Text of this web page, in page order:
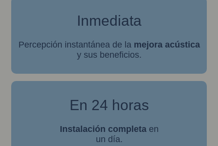
Inmediata
Percepción instantánea de la mejora acústica
y sus beneficios.
En 24 horas
Instalación completaen
un día.